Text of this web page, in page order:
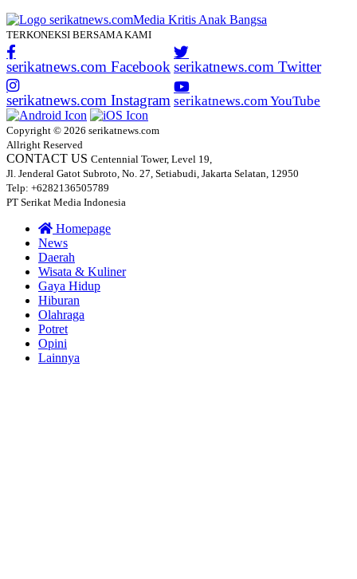
TERKONEKSI BERSAMA KAMI
serikatnews.com Facebook serikatnews.com Twitter
serikatnews.com Instagram serikatnews.com YouTube
Copyright © 2026 serikatnews.com
Allright Reserved
CONTACT US Centennial Tower, Level 19,
Jl. Jenderal Gatot Subroto, No. 27, Setiabudi, Jakarta Selatan, 12950
Telp: +6282136505789
PT Serikat Media Indonesia
Homepage
News
Daerah
Wisata & Kuliner
Gaya Hidup
Hiburan
Olahraga
Potret
Opini
Lainnya